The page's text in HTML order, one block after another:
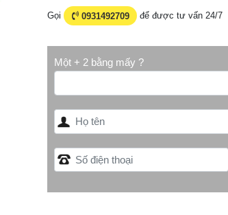
Gọi 0931492709 để được tư vấn 24/7
Một + 2 bằng mấy ?